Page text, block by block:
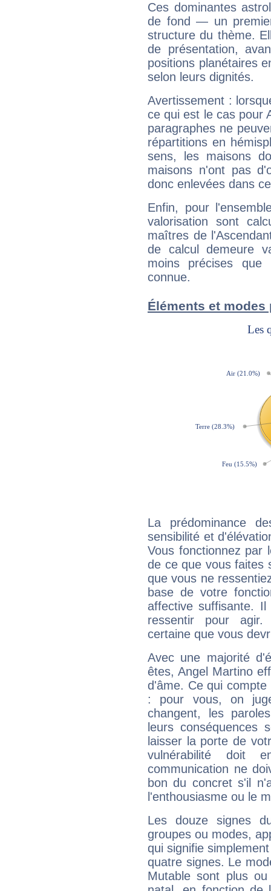
Ces dominantes
de fond — un
structure du thème.
de présentation,
positions planétaires
selon leurs dignités.
Avertissement :
ce qui est le cas pour
paragraphes ne
répartitions en
sens, les maisons
maisons n'ont pas
donc enlevées dans
Enfin, pour
valorisation sont
maîtres de
de calcul demeure
moins précises que
connue.
Éléments et
La prédominance
sensibilité et
Vous fonctionnez
de ce que vous faites
que vous ne
base de votre
affective suffisante.
ressentir pour agir.
certaine que vous
Avec une majorité
êtes, Angel Martino
d'âme. Ce qui
: pour vous, on
changent, les
leurs conséquences
laisser la porte de
vulnérabilité doit
communication ne
bon du concret s'il
l'enthousiasme ou le
Les douze signes
groupes ou modes,
qui signifie
quatre signes. Le
Mutable sont plus